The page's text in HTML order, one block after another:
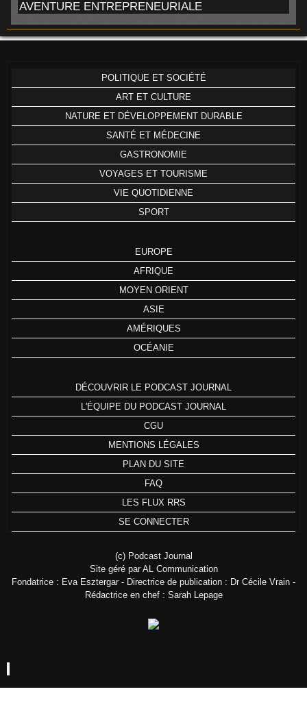
AVENTURE ENTREPRENEURIALE
POLITIQUE ET SOCIÉTÉ
ART ET CULTURE
NATURE ET DÉVELOPPEMENT DURABLE
SANTÉ ET MÉDECINE
GASTRONOMIE
VOYAGES ET TOURISME
VIE QUOTIDIENNE
SPORT
EUROPE
AFRIQUE
MOYEN ORIENT
ASIE
AMÉRIQUES
OCÉANIE
DÉCOUVRIR LE PODCAST JOURNAL
L'ÉQUIPE DU PODCAST JOURNAL
CGU
MENTIONS LÉGALES
PLAN DU SITE
FAQ
LES FLUX RRS
SE CONNECTER
(c) Podcast Journal
Site géré par AL Communication
Fondatrice : Eva Esztergar - Directrice de publication : Dr Cécile Vrain -
Rédactrice en chef : Sarah Lepage